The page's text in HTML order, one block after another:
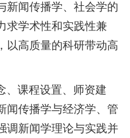
新闻传播学、社会学的
求学术性和实践性兼
以高质量的科研带动高
、课程设置、师资建
闻传播学与经济学、管
调新闻学理论与实践并